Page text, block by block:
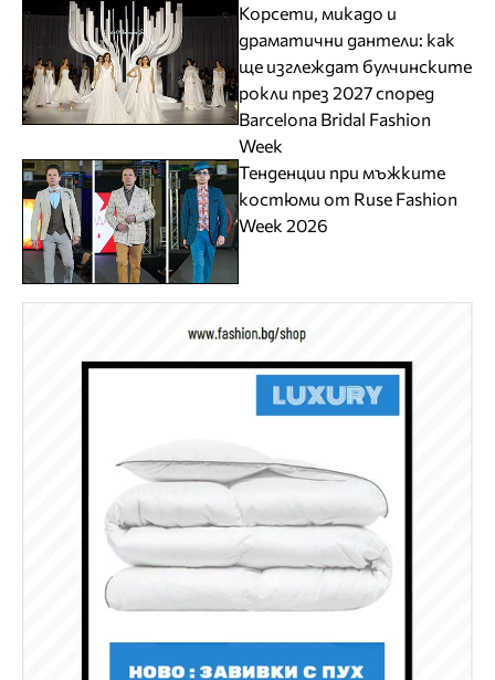
Корсети, микадо и
драматични дантели: как
ще изглеждат булчинските
рокли през 2027 според
Barcelona Bridal Fashion
Week
Тенденции при мъжките
костюми от Ruse Fashion
Week 2026